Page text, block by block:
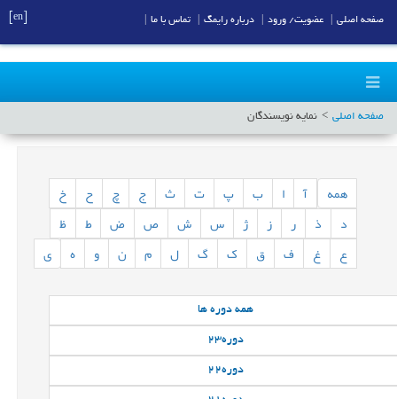
صفحه اصلی نمایه نویسندگان
همه ب پ ت ث ج چ ح
خ
د
ذ ر ز ژ س ش ص ض ط
ظ
ع
غ ف ق ک گ ل م ن و ه ی
همه دوره ها
دوره23
دوره22
صفحه اصلی عضویت/ ورود درباره رایمگ تماس با ما